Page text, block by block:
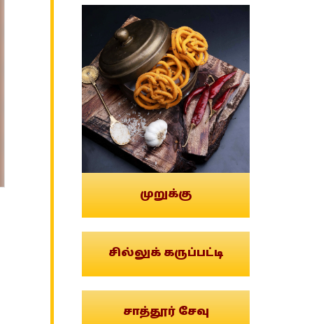
முறுக்கு
சில்லுக் கருப்பட்டி
சாத்தூர் சேவு